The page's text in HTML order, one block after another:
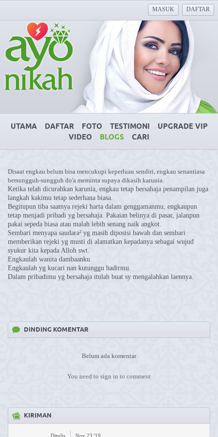
MASUK DAFTAR
UTAMA DAFTAR FOTO TESTIMONI
UPGRADE VIP
VIDEO
BLOGS CARI
Disaat engkau belum bisa mencukupi keperluan sendiri, engkau senantiasa
bersungguh-sungguh do'a meminta supaya dikasih karunia.
Ketika telah dicurahkan karunia, engkau tetap bersahaja penampilan juga
langkah kakimu tetap sederhana biasa.
Begitupun tiba saatnya rejeki harta dalam genggamanmu, engkaupun
tetap menjadi pribadi yg bersahaja. Pakaian belinya di pasar, jalanpun
pakai sepeda biasa atau malah lebih senang naik angkot.
Sembari menyapa saudara² yg masih diposisi bawah dan sembari
memberikan rejeki yg musti di alamatkan kepadanya sebagai wujud
syukur kita kepada Alloh swt.
Engkaulah wanita dambaanku.
Engkaulah yg kucari nan kutunggu hadirmu.
Dalam pribadimu yg bersahaja itulah buat sy mengalahkan laennya.
DINDING KOMENTAR
Belum ada komentar
You need to sign in to comment
KIRIMAN
Ditulis Nov 23 '19